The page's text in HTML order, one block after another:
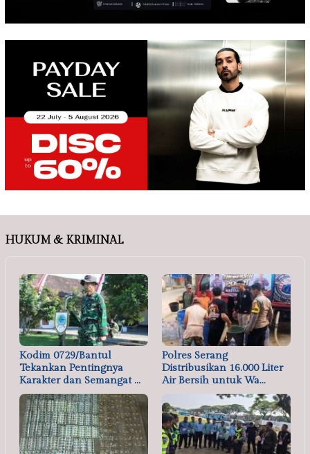
HUKUM & KRIMINAL
Kodim 0729/Bantul
Tekankan Pentingnya
Karakter dan Semangat …
Polres Serang
Distribusikan 16.000 Liter
Air Bersih untuk Wa…